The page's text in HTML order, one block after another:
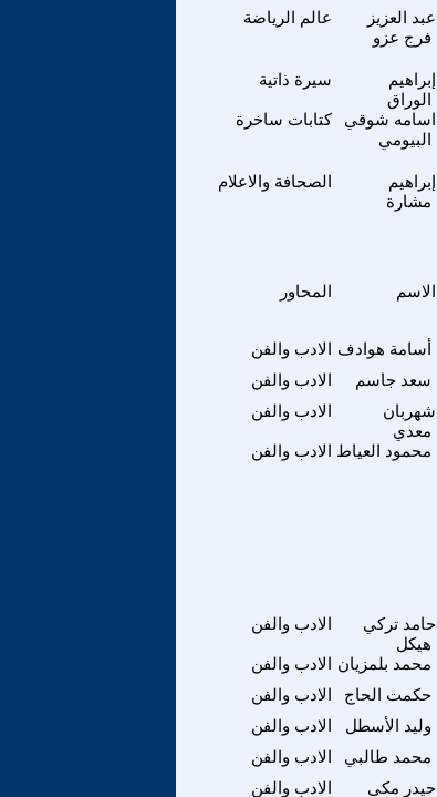
عالم الرياضة
عبد العزيز
فرج عزو
سيرة ذاتية
إبراهيم
الوراق
كتابات ساخرة
اسامه شوقي
البيومي
الصحافة والاعلام
إبراهيم
مشارة
الاسم
الادب والفن أسامة هوادف
الادب والفن
سعد جاسم
الادب والفن
شهربان
معدي
الادب والفن محمود العياط
الادب والفن
حامد تركي
هيكل
الادب والفن محمد بلمزيان
الادب والفن
حكمت الحاج
الادب والفن
وليد الأسطل
الادب والفن
محمد طالبي
الادب والفن
حيدر مكي